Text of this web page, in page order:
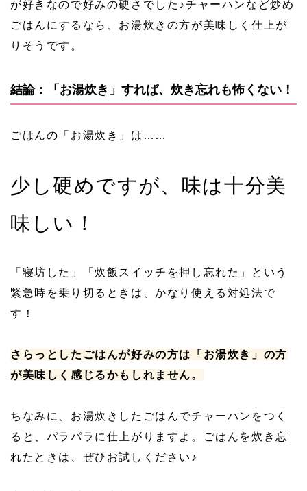
が好きなので好みの硬さでした♪チャーハンなど炒め
ごはんにするなら、お湯炊きの方が美味しく仕上が
りそうです。
結論：「お湯炊き」すれば、炊き忘れも怖くない！
ごはんの「お湯炊き」は……
少し硬めですが、味は十分美
味しい！
「寝坊した」「炊飯スイッチを押し忘れた」という
緊急時を乗り切るときは、かなり使える対処法で
す！
さらっとしたごはんが好みの方は「お湯炊き」の方
が美味しく感じるかもしれません。
ちなみに、お湯炊きしたごはんでチャーハンをつく
ると、パラパラに仕上がりますよ。ごはんを炊き忘
れたときは、ぜひお試しください♪